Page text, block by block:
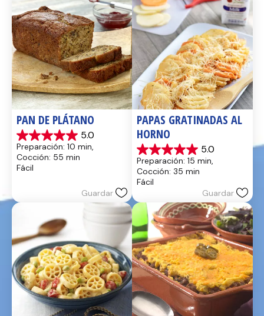
PAN DE PLÁTANO
5.0
5.0
de
5
estrellas.
Preparación: 10 min,
Cocción: 55 min
Fácil
Guardar
PAPAS GRATINADAS AL
HORNO
5.0
5.0
de
5
estrellas.
reseñas
Preparación: 15 min,
Cocción: 35 min
Fácil
Guardar